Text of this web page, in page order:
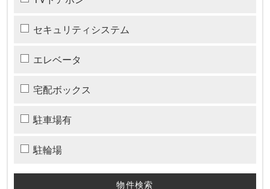
セキュリティシステム
エレベータ
宅配ボックス
駐車場有
駐輪場